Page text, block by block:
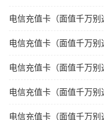
电信充值卡（面值千万别
电信充值卡（面值千万
电信充值卡（面值千万
电信充值卡（面值千万
电信充值卡（面值千万